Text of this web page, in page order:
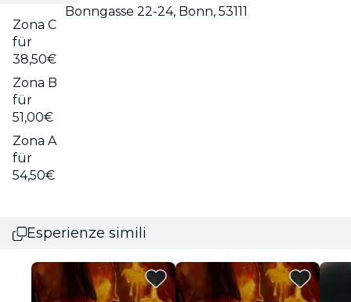
Zona C
für
38,50€
Zona B
für
51,00€
Zona A
für
54,50€
Bonngasse 22-24, Bonn, 53111
Esperienze simili